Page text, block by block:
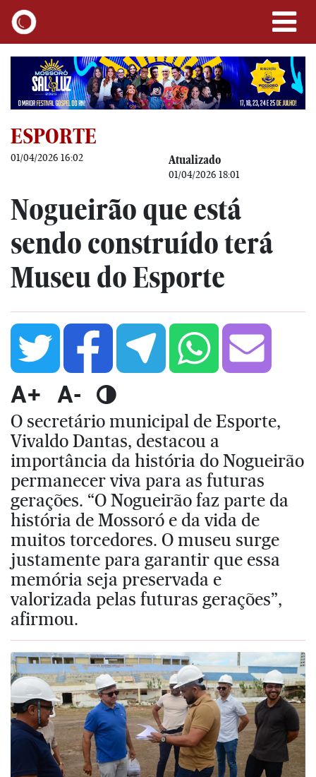
ESPORTE
01/04/2026 16:02 Atualizado
01/04/2026 18:01
Nogueirão que está
sendo construído terá
Museu do Esporte
A+ A-
O secretário municipal de Esporte,
Vivaldo Dantas, destacou a
importância da história do Nogueirão
permanecer viva para as futuras
gerações. “O Nogueirão faz parte da
história de Mossoró e da vida de
muitos torcedores. O museu surge
justamente para garantir que essa
memória seja preservada e
valorizada pelas futuras gerações”,
afirmou.